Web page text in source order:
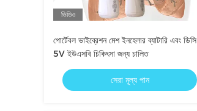
ভিডিও
পোর্টেবল ভাইব্রেশন মেশ ইনহেলার ব্যাটারি এবং ডিসি
5V ইউএসবি চিকিৎসা জন্য চালিত
সেরা মূল্য পান